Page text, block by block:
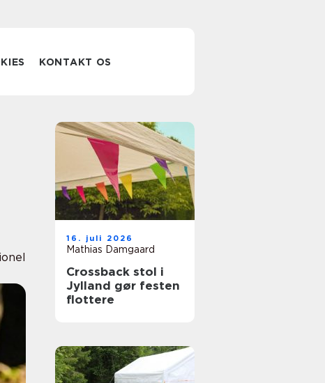
KONTAKT OS
16. juli 2026
Mathias Damgaard
Crossback stol i
Jylland gør festen
flottere